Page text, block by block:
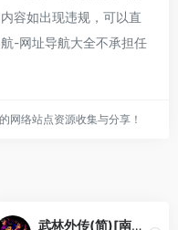
容如出现违规，可以直
-网址导航大全不承担任
网络站点资源收集与分享！
武林外传(简)[南晶科技](CN)[RPG](4Mb)